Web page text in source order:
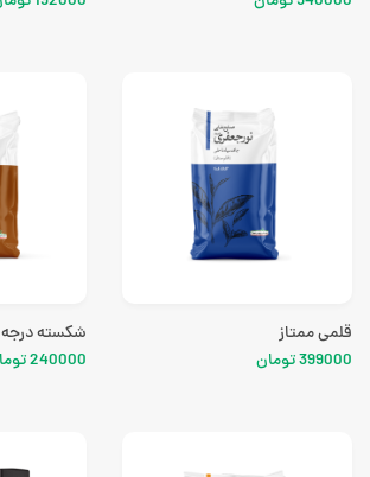
قلمی ممتاز
399000 تومان
شکسته درجه 1
240000 تومان